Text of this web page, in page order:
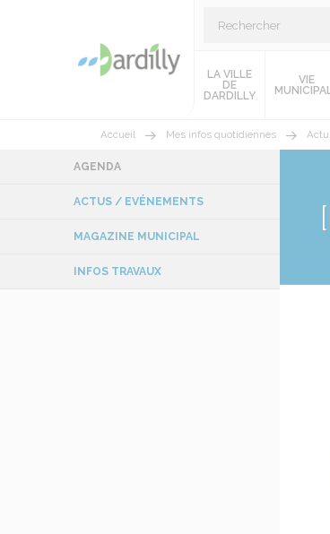
LA VILLE
DE
DARDILLY
VIE
Accueil Mes infos quotidiennes
AGENDA
ACTUS / EVÉNEMENTS
MAGAZINE MUNICIPAL
INFOS TRAVAUX